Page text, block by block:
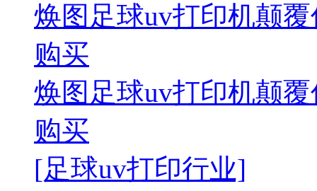
焕图足球uv打印机颠
购买
焕图足球uv打印机颠
购买
[足球uv打印行业]